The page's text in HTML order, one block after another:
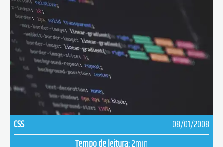
CSS
Tempo de leitura:2min
08/01/2008